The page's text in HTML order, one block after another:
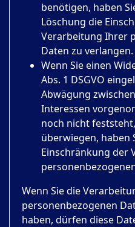
benötigen, haben
Löschung die
Verarbeitung Ihrer
Daten zu verlangen.
Wenn Sie einen
Abs. 1 DSGVO
Abwägung
Interessen
noch nicht
überwiegen, haben
Einschränkung der
Wenn Sie die
personenbezogenen
haben, dürfen diese